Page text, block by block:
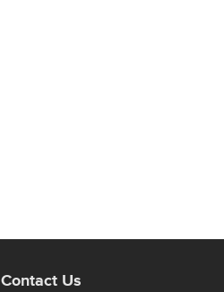
Contact Us